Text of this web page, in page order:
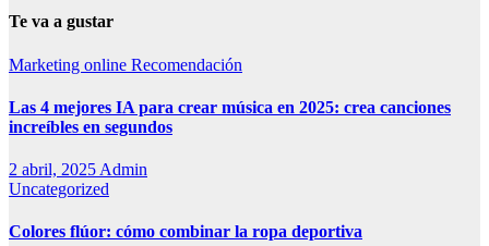
Te va a gustar
Marketing online Recomendación
Las 4 mejores IA para crear música en 2025: crea canciones
increíbles en segundos
2 abril, 2025 Admin
Uncategorized
Colores flúor: cómo combinar la ropa deportiva